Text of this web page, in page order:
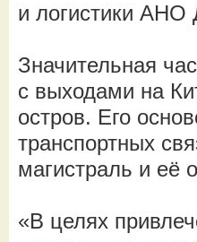
и логистики
Значительная
с выходами на
остров. Его
транспортных
магистраль и её
«В целях